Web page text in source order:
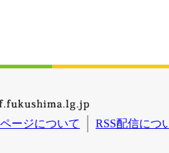
ージについて
RSS配信につ